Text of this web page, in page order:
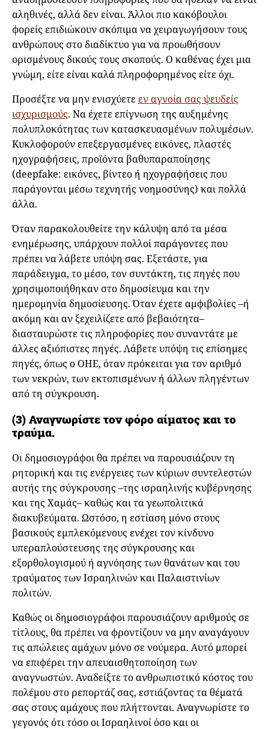
αληθινές, αλλά δεν είναι. Άλλοι πιο κακόβουλοι
φορείς επιδιώκουν σκόπιμα να χειραγωγήσουν τους
ανθρώπους στο διαδίκτυο για να προωθήσουν
ορισμένους δικούς τους σκοπούς. Ο καθένας έχει μια
γνώμη, είτε είναι καλά πληροφορημένος είτε όχι.
Προσέξτε να μην ενισχύετε εν αγνοία σας ψευδείς
ισχυρισμούς. Να έχετε επίγνωση της αυξημένης
πολυπλοκότητας των κατασκευασμένων πολυμέσων.
Κυκλοφορούν επεξεργασμένες εικόνες, πλαστές
ηχογραφήσεις, προϊόντα βαθυπαραποίησης
(deepfake: εικόνες, βίντεο ή ηχογραφήσεις που
παράγονται μέσω τεχνητής νοημοσύνης) και πολλά
άλλα.
Όταν παρακολουθείτε την κάλυψη από τα μέσα
ενημέρωσης, υπάρχουν πολλοί παράγοντες που
πρέπει να λάβετε υπόψη σας. Εξετάστε, για
παράδειγμα, το μέσο, τον συντάκτη, τις πηγές που
χρησιμοποιήθηκαν στο δημοσίευμα και την
ημερομηνία δημοσίευσης. Όταν έχετε αμφιβολίες –ή
ακόμη και αν ξεχειλίζετε από βεβαιότητα–
διασταυρώστε τις πληροφορίες που συναντάτε με
άλλες αξιόπιστες πηγές. Λάβετε υπόψη τις επίσημες
πηγές, όπως ο ΟΗΕ, όταν πρόκειται για τον αριθμό
των νεκρών, των εκτοπισμένων ή άλλων πληγέντων
από τη σύγκρουση.
(3) Αναγνωρίστε τον φόρο αίματος και το
τραύμα.
Οι δημοσιογράφοι θα πρέπει να παρουσιάζουν τη
ρητορική και τις ενέργειες των κύριων συντελεστών
αυτής της σύγκρουσης –της ισραηλινής κυβέρνησης
και της Χαμάς– καθώς και τα γεωπολιτικά
διακυβεύματα. Ωστόσο, η εστίαση μόνο στους
βασικούς εμπλεκόμενους ενέχει τον κίνδυνο
υπεραπλούστευσης της σύγκρουσης και
εξορθολογισμού ή αγνόησης των θανάτων και του
τραύματος των Ισραηλινών και Παλαιστινίων
πολιτών.
Καθώς οι δημοσιογράφοι παρουσιάζουν αριθμούς σε
τίτλους, θα πρέπει να φροντίζουν να μην αναγάγουν
τις απώλειες αμάχων μόνο σε νούμερα. Αυτό μπορεί
να επιφέρει την απευαισθητοποίηση των
αναγνωστών. Αναδείξτε το ανθρωπιστικό κόστος του
πολέμου στο ρεπορτάζ σας, εστιάζοντας τα θέματά
σας στους αμάχους που πλήττονται. Αναγνωρίστε το
γεγονός ότι τόσο οι Ισραηλινοί όσο και οι